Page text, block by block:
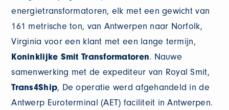
energietransformatoren, elk met een gewicht van
161 metrische ton, van Antwerpen naar Norfolk,
Virginia voor een klant met een lange termijn,
Koninklijke Smit Transformatoren. Nauwe
samenwerking met de expediteur van Royal Smit,
Trans4Ship, De operatie werd afgehandeld in de
Antwerp Euroterminal (AET) faciliteit in Antwerpen.